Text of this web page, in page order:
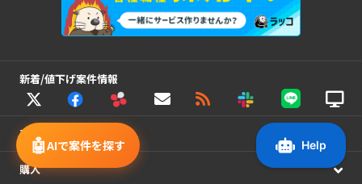
🤖AIで案件を探す
新着/値下げ案件情報
売却
購入